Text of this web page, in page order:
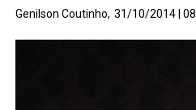
Genilson Coutinho, 31/10/2014 |